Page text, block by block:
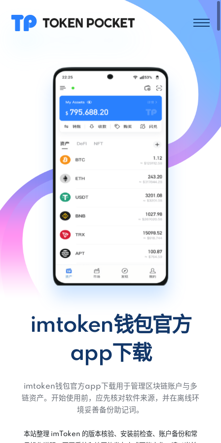
imtoken钱包官方
app下载
imtoken钱包官方app下载用于管理区块链账户与多
链资产。开始使用前，应先核对软件来源，并在离线环
境妥善备份助记词。
本站整理 imToken 的版本核验、安装前检查、账户备份和常